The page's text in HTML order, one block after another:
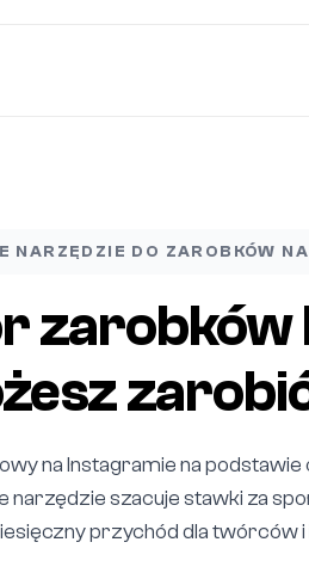
NARZĘDZIE DO ZAROBKÓW
na Instagramie na
narzędzie szacuje stawki za
przychód dla twórców